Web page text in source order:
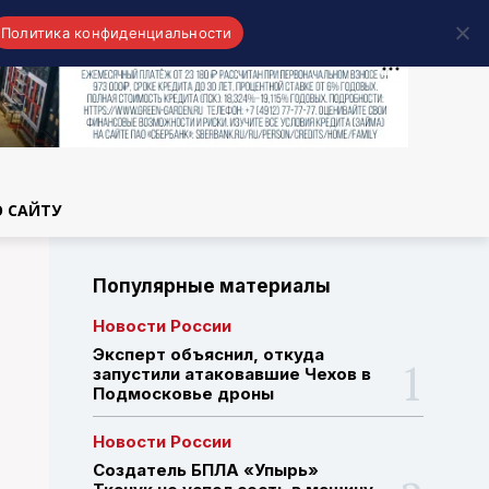
САЙТУ
Популярные материалы
Новости России
Эксперт объяснил, откуда
запустили атаковавшие Чехов в
Подмосковье дроны
Новости России
Создатель БПЛА «Упырь»
Политика конфиденциальности